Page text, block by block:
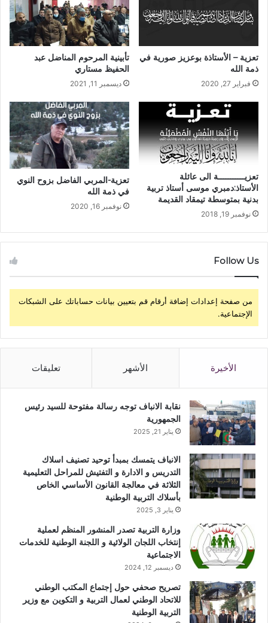
تعزية – الأستاذة بوعزيز صورية في
ذمة الله
فبراير 27, 2020
تأبينية المرحوم المناضل عبد
الحفيظ مستاري
ديسمبر 11, 2021
تعزيـــــــــــة الى عائلة
الأستاذ:دمبري موسى أستاذ تربية
بدنية بمتوسطة تيمقاد القديمة
نوفمبر 19, 2018
تعزية-المربي الفاضل بزوح النوي
في ذمة الله
نوفمبر 16, 2020
Follow Us
من صفحة إعدادات إضافة أرقام قم بتعيين بيانات حساباتك على الشبكات
الإجتماعية.
الأخيرة الأشهر تعليقات
نقابة الانباف توجه رسالة مفتوحة للسيد رئيس
الجمهورية
يناير 21, 2025
الانباف يتمسك بمبدأ توحيد تصنيف اسلاك
التدريس و الادارة و التفتيش للمراحل التعليمية
الثلاثة في معالجة القانون الأساسي الخاص
بأسلاك التربية الوطنية
يناير 3, 2025
وزارة التربية تصدر المنشور المنظم لعملية
إنتخاب اللجان الولائية و اللجنة الوطنية للخدمات
الاجتماعية
ديسمبر 12, 2024
تصريح صحفي حول إجتماع المكتب الوطني
للاتحاد الوطني لعمال التربية و التكوين مع وزير
التربية الوطنية